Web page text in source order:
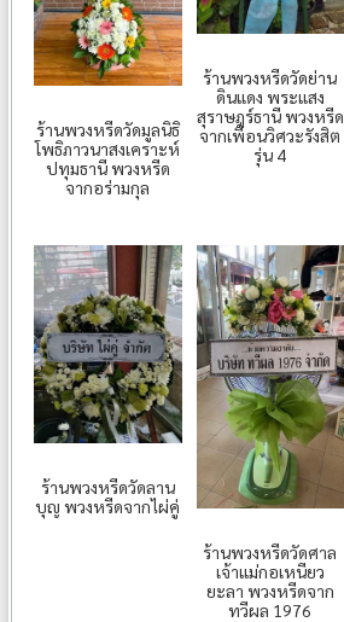
ร้านพวงหรีดวัดมูลนิธิ
โพธิภาวนาสงเคราะห์
ปทุมธานี พวงหรีด
จากอร่ามกุล
ร้านพวงหรีดวัดย่าน
ดินแดง พระแสง
สุราษฎร์ธานี พวงหรีด
จากเพื่อนวิศวะรังสิต
รุ่น 4
ร้านพวงหรีดวัดลาน
บุญ พวงหรีดจากไผ่คู่
ร้านพวงหรีดวัดศาล
เจ้าแม่กอเหนียว
ยะลา พวงหรีดจาก
ทวีผล 1976